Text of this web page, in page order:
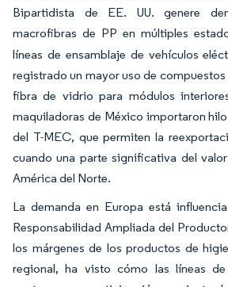
Bipartidista de EE. UU. genere
macrofibras de PP en múltiples
líneas de ensamblaje de vehículos
registrado un mayor uso de
fibra de vidrio para módulos
maquiladoras de México importaron
del T-MEC, que permiten la
cuando una parte significativa del
América del Norte.
La demanda en Europa está
Responsabilidad Ampliada del
los márgenes de los productos de
regional, ha visto cómo las líneas de